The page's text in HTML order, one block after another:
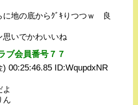
に地の底からｸﾞｷりつつｗ 良
思いでかわいいね
ブ会員番号７７
) 00:25:46.85 ID:WqupdxNR
よ
ん